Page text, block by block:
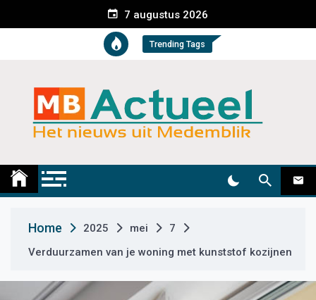
e
t
7 augustus 2026
Trending Tags
Medemblik Actueel
Home 2025 mei
7
Verduurzamen van je woning met kunststof kozijnen